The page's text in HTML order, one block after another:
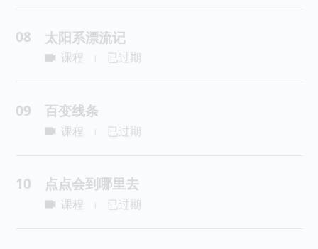
08 太阳系漂流记
课程 已过期
09 百变线条
课程 已过期
10 点点会到哪里去
课程 已过期